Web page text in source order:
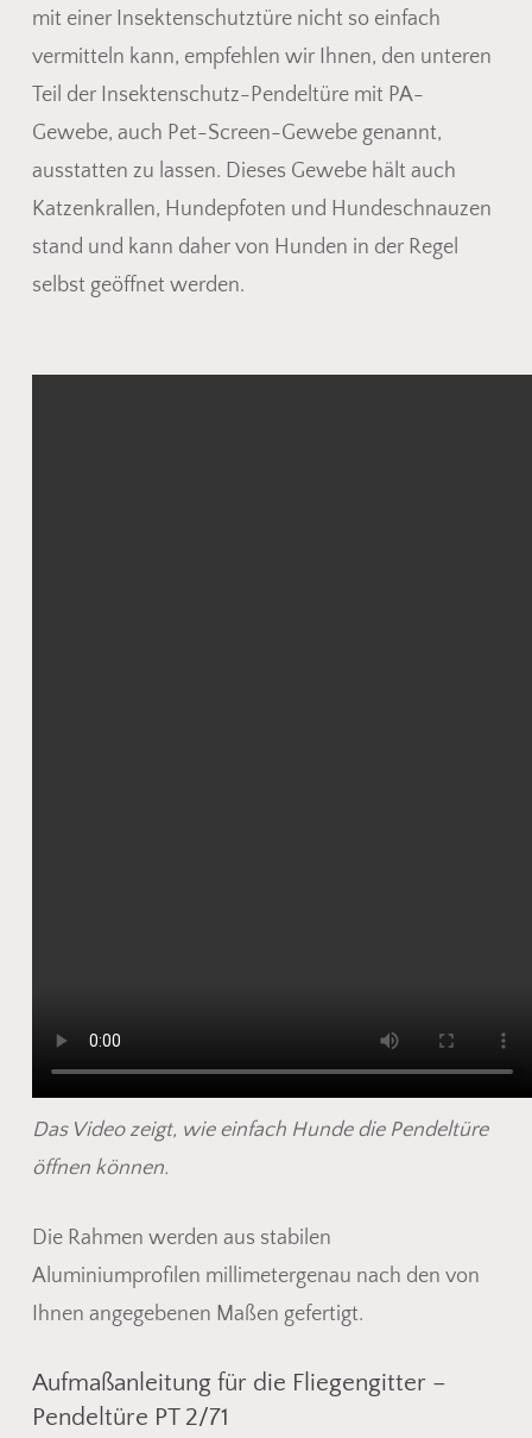
mit einer Insektenschutztüre nicht so einfach
vermitteln kann, empfehlen wir Ihnen, den unteren
Teil der Insektenschutz-Pendeltüre mit PA-
Gewebe, auch Pet-Screen-Gewebe genannt,
ausstatten zu lassen. Dieses Gewebe hält auch
Katzenkrallen, Hundepfoten und Hundeschnauzen
stand und kann daher von Hunden in der Regel
selbst geöffnet werden.
Das Video zeigt, wie einfach Hunde die Pendeltüre
öffnen können.
Die Rahmen werden aus stabilen
Aluminiumprofilen millimetergenau nach den von
Ihnen angegebenen Maßen gefertigt.
Aufmaßanleitung für die Fliegengitter –
Pendeltüre PT 2/71